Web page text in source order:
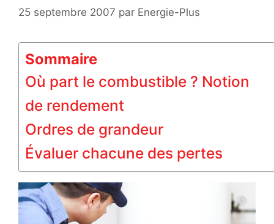
25 septembre 2007 par Energie-Plus
Sommaire
Où part le combustible ? Notion
de rendement
Ordres de grandeur
Évaluer chacune des pertes